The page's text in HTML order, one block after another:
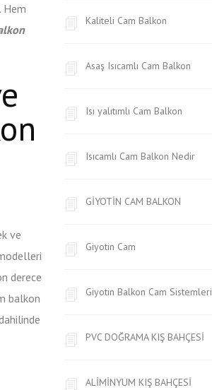
Hem
ve
derece
balkon
Kaliteli Cam Balkon
Asaş Isıcamlı Cam Balkon
Isı yalıtımlı Cam Balkon
Isıcamlı Cam Balkon Nedir
GİYOTİN CAM BALKON
Giyotin Cam
Giyotin Balkon Cam Sistemleri
PVC DOĞRAMA KIŞ BAHÇESİ
ALİMİNYUM KIŞ BAHÇESİ